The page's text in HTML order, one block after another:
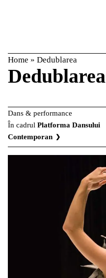
Home » Dedublarea
Dedublarea
Dans & performance
În cadrul Platforma Dansului
Contemporan